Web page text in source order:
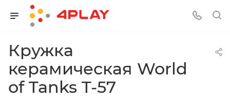
Кружка
керамическая World
of Tanks T-57